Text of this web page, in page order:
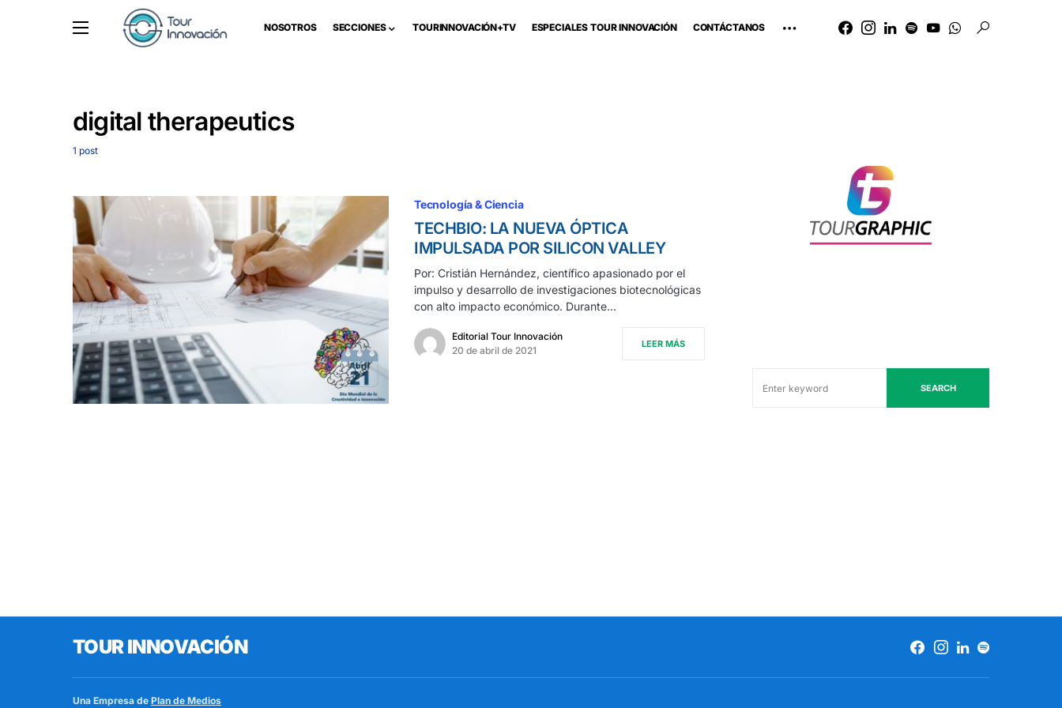
NOSOTROS SECCIONES TOURINNOVACIÓN+TV ESPECIALES TOUR INNOVACIÓN CONTÁCTANOS
digital therapeutics
1 post
Tecnología & Ciencia
TECHBIO: LA NUEVA ÓPTICA
IMPULSADA POR SILICON VALLEY
Por: Cristián Hernández, científico apasionado por el
impulso y desarrollo de investigaciones biotecnológicas
con alto impacto económico. Durante…
Editorial Tour Innovación
20 de abril de 2021
LEER MÁS
SEARCH
TOUR INNOVACIÓN
Una Empresa de Plan de Medios